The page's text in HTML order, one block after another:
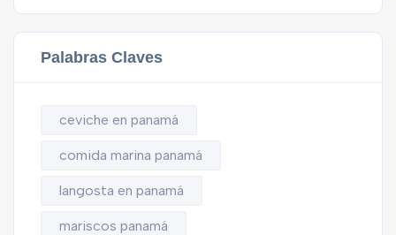
Palabras Claves
ceviche en panamá
comida marina panamá
langosta en panamá
mariscos panamá